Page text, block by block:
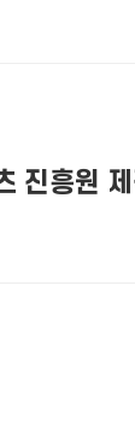
진흥원